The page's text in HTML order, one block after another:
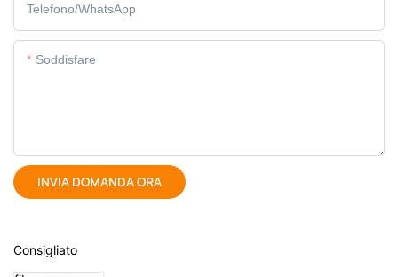
Telefono/WhatsApp
Soddisfare
INVIA DOMANDA ORA
Consigliato